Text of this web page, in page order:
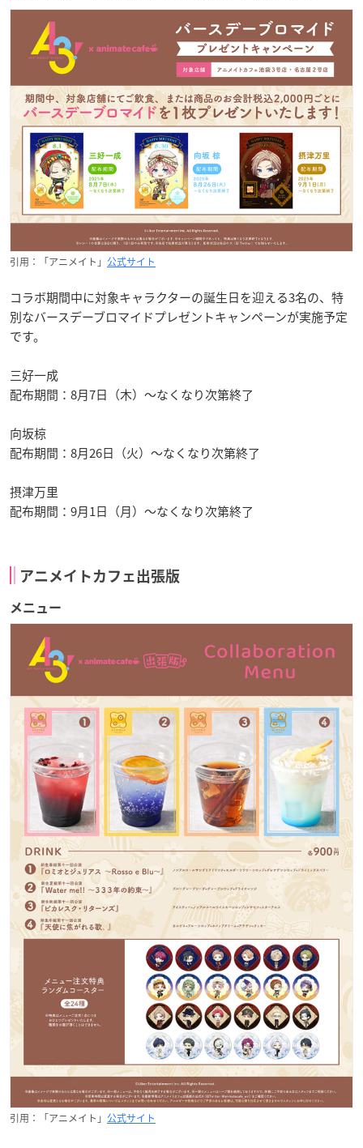
引用：「アニメイト」 公式サイト
コラボ期間中に対象キャラクターの誕生日を迎える3名の、特
別なバースデーブロマイドプレゼントキャンペーンが実施予定
です。
三好一成
配布期間：8月7日（木）〜なくなり次第終了
向坂椋
配布期間：8月26日（火）〜なくなり次第終了
摂津万里
配布期間：9月1日（月）〜なくなり次第終了
アニメイトカフェ出張版
メニュー
引用：「アニメイト」 公式サイト